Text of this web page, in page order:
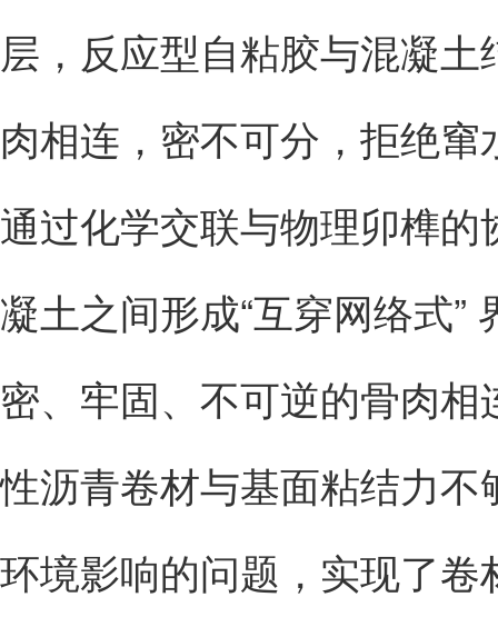
层，反应型自粘胶与混凝
肉相连，密不可分，拒绝窜
通过化学交联与物理卯榫
凝土之间形成“互穿网络式
密、牢固、不可逆的骨肉
性沥青卷材与基面粘结力
环境影响的问题，实现了